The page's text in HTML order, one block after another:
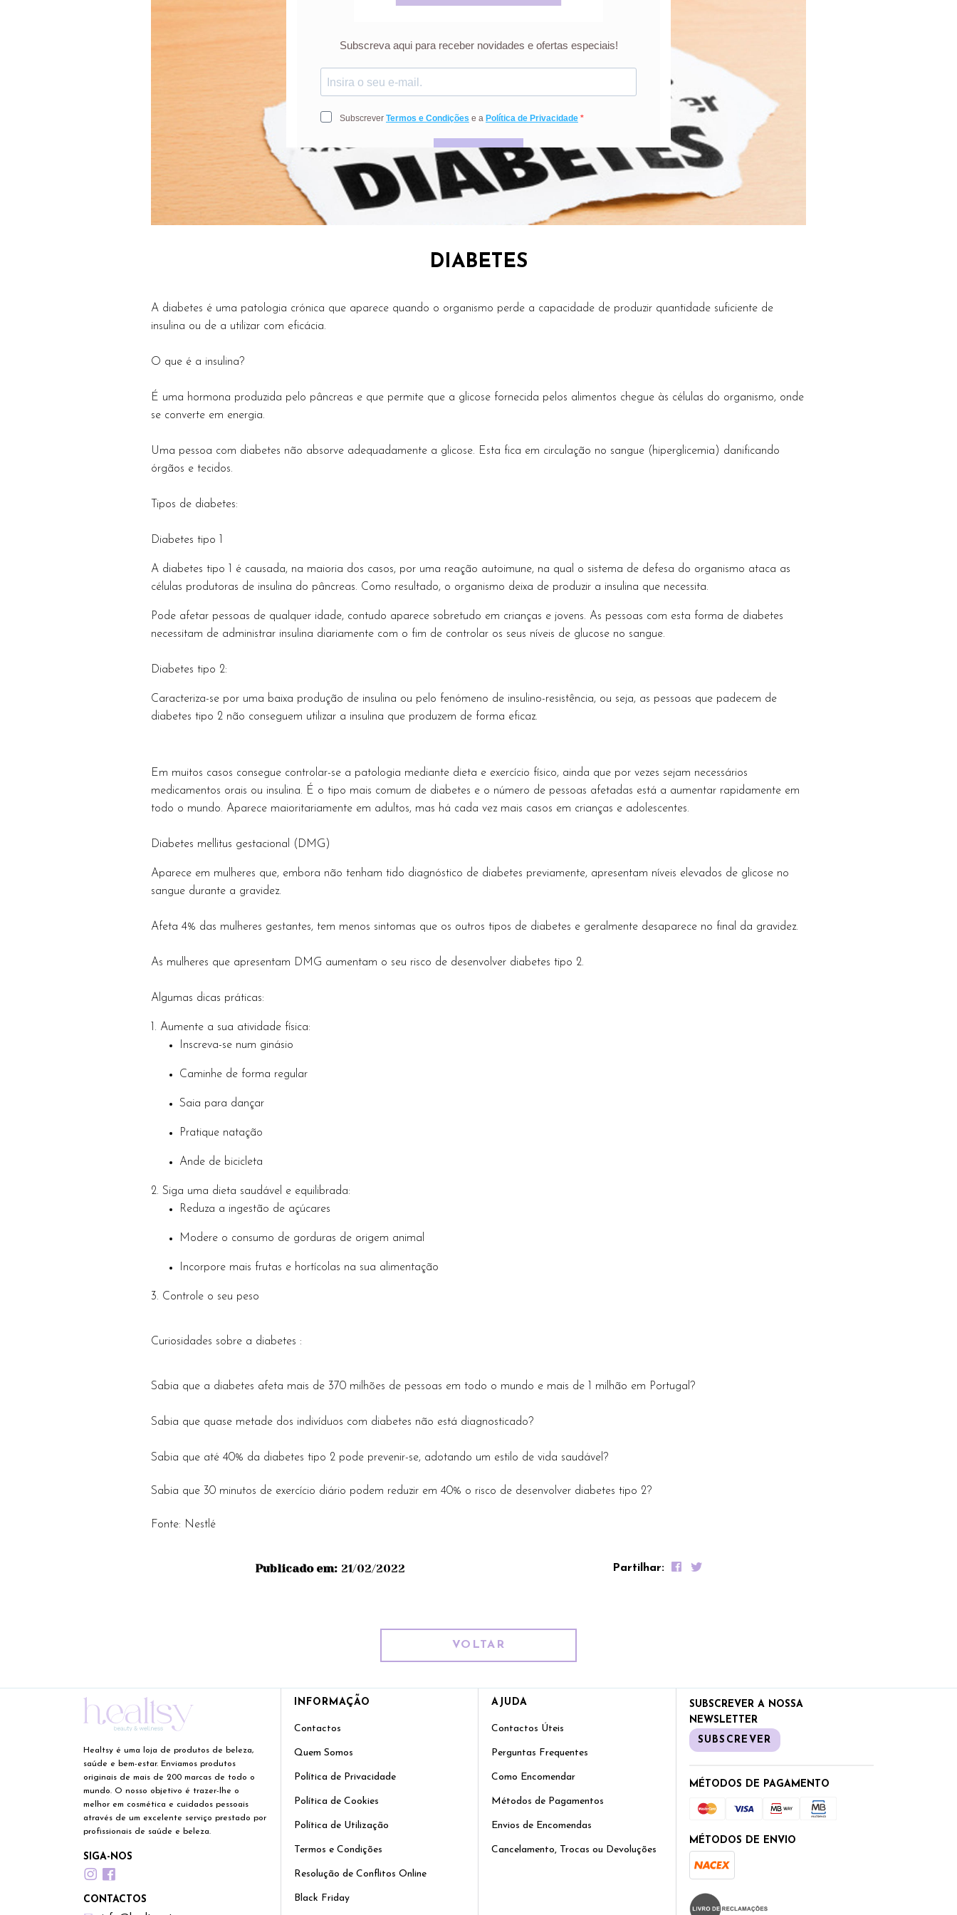
DIABETES
A diabetes é uma patologia crónica que aparece quando o organismo perde a capacidade de produzir quantidade suficiente de
insulina ou de a utilizar com eficácia.
O que é a insulina?
É uma hormona produzida pelo pâncreas e que permite que a glicose fornecida pelos alimentos chegue às células do organismo, onde
se converte em energia.
Uma pessoa com diabetes não absorve adequadamente a glicose. Esta fica em circulação no sangue (hiperglicemia) danificando
órgãos e tecidos.
Tipos de diabetes:
Diabetes tipo 1
A diabetes tipo 1 é causada, na maioria dos casos, por uma reação autoimune, na qual o sistema de defesa do organismo ataca as
células produtoras de insulina do pâncreas. Como resultado, o organismo deixa de produzir a insulina que necessita.
Pode afetar pessoas de qualquer idade, contudo aparece sobretudo em crianças e jovens. As pessoas com esta forma de diabetes
necessitam de administrar insulina diariamente com o fim de controlar os seus níveis de glucose no sangue.
Diabetes tipo 2:
Caracteriza-se por uma baixa produção de insulina ou pelo fenómeno de insulino-resistência, ou seja, as pessoas que padecem de
diabetes tipo 2 não conseguem utilizar a insulina que produzem de forma eficaz.
Em muitos casos consegue controlar-se a patologia mediante dieta e exercício físico, ainda que por vezes sejam necessários
medicamentos orais ou insulina. É o tipo mais comum de diabetes e o número de pessoas afetadas está a aumentar rapidamente em
todo o mundo. Aparece maioritariamente em adultos, mas há cada vez mais casos em crianças e adolescentes.
Diabetes mellitus gestacional (DMG)
Aparece em mulheres que, embora não tenham tido diagnóstico de diabetes previamente, apresentam níveis elevados de glicose no
sangue durante a gravidez.
Afeta 4% das mulheres gestantes, tem menos sintomas que os outros tipos de diabetes e geralmente desaparece no final da gravidez.
As mulheres que apresentam DMG aumentam o seu risco de desenvolver diabetes tipo 2.
Algumas dicas práticas:
1. Aumente a sua atividade física:
Inscreva-se num ginásio
Caminhe de forma regular
Saia para dançar
Pratique natação
Ande de bicicleta
2. Siga uma dieta saudável e equilibrada:
Reduza a ingestão de açúcares
Modere o consumo de gorduras de origem animal
Incorpore mais frutas e hortícolas na sua alimentação
3. Controle o seu peso
Curiosidades sobre a diabetes :
Sabia que a diabetes afeta mais de 370 milhões de pessoas em todo o mundo e mais de 1 milhão em Portugal?
Sabia que quase metade dos indivíduos com diabetes não está diagnosticado?
Sabia que até 40% da diabetes tipo 2 pode prevenir-se, adotando um estilo de vida saudável?
Sabia que 30 minutos de exercício diário podem reduzir em 40% o risco de desenvolver diabetes tipo 2?
Fonte: Nestlé
Publicado em: 21/02/2022 Partilhar:
VOLTAR
Healtsy é uma loja de produtos de beleza,
saúde e bem-estar. Enviamos produtos
originais de mais de 200 marcas de todo o
mundo. O nosso objetivo é trazer-lhe o
melhor em cosmética e cuidados pessoais
através de um excelente serviço prestado por
profissionais de saúde e beleza.
SIGA-NOS
CONTACTOS
INFORMAÇÃO
Contactos
Quem Somos
Política de Privacidade
Política de Cookies
Política de Utilização
Termos e Condições
Resolução de Conflitos Online
Black Friday
AJUDA
Contactos Úteis
Perguntas Frequentes
Como Encomendar
Métodos de Pagamentos
Envios de Encomendas
Cancelamento, Trocas ou Devoluções
SUBSCREVER A NOSSA
NEWSLETTER
SUBSCREVER
MÉTODOS DE PAGAMENTO
MÉTODOS DE ENVIO